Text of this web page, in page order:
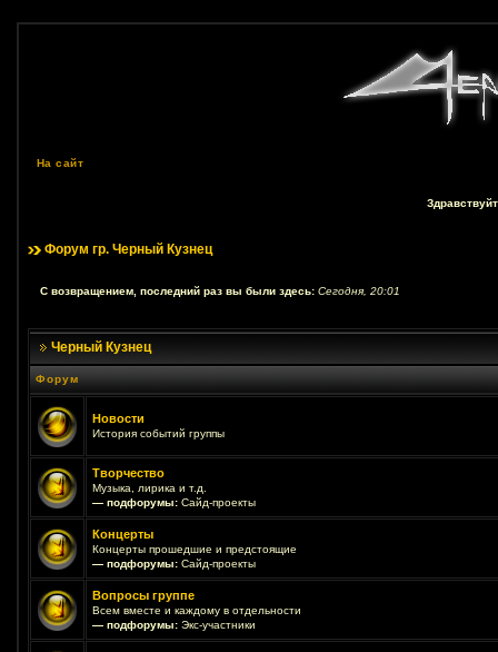
На сайт
Форум гр. Черный Кузнец
С возвращением, последний раз вы были здесь: Сегодня, 20:01
Черный Кузнец
Форум
Новости
История событий группы
Творчество
Музыка, лирика и т.д.
— подфорумы: Сайд-проекты
Концерты
Концерты прошедшие и предстоящие
— подфорумы: Сайд-проекты
Вопросы группе
Всем вместе и каждому в отдельности
— подфорумы: Экс-участники